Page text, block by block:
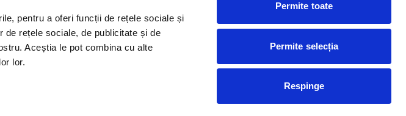
pentru a oferi funcții de rețele sociale și
de rețele sociale, de publicitate și de
Aceștia le pot combina cu alte
lor.
Permite toate
Permite selecția
Respinge
Duplicare bilete